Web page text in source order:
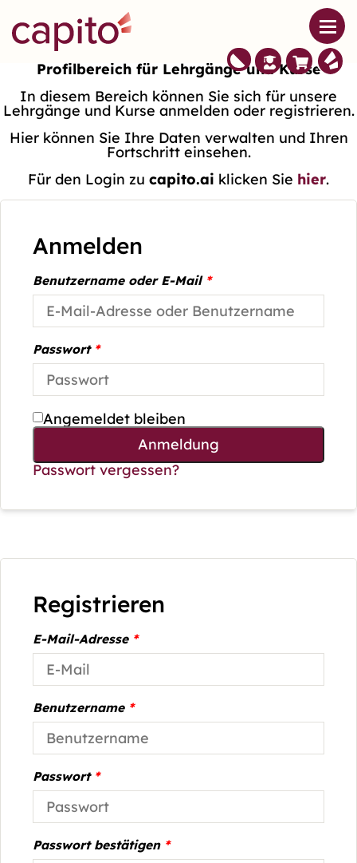
Profilbereich für Lehrgänge und Kurse
In diesem Bereich können Sie sich für unsere
Lehrgänge und Kurse anmelden oder registrieren.
Hier können Sie Ihre Daten verwalten und Ihren
Fortschritt einsehen.
Für den Login zu capito.ai klicken Sie hier.
Anmelden
Benutzername oder E-Mail *
Passwort *
Angemeldet bleiben
Anmeldung
Passwort vergessen?
Registrieren
E-Mail-Adresse *
Benutzername *
Passwort *
Passwort bestätigen *